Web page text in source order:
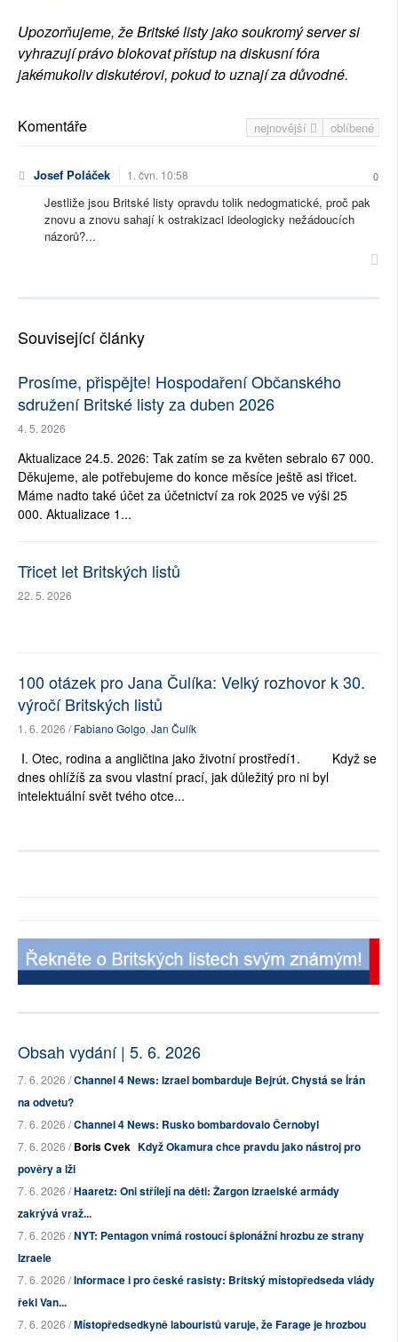
Upozorňujeme, že Britské listy jako soukromý server si
vyhrazují právo blokovat přístup na diskusní fóra
jakémukoliv diskutérovi, pokud to uznají za důvodné.
nejnovější oblíbené
Komentáře
Josef Poláček 1. čvn. 10:58 0
Jestliže jsou Britské listy opravdu tolik nedogmatické, proč pak
znovu a znovu sahají k ostrakizaci ideologicky nežádoucích
názorů?...
Související články
Prosíme, přispějte! Hospodaření Občanského
sdružení Britské listy za duben 2026
4. 5. 2026
Aktualizace 24.5. 2026: Tak zatím se za květen sebralo 67 000.
Děkujeme, ale potřebujeme do konce měsíce ještě asi třicet.
Máme nadto také účet za účetnictví za rok 2025 ve výši 25
000. Aktualizace 1...
Třicet let Britských listů
22. 5. 2026
100 otázek pro Jana Čulíka: Velký rozhovor k 30.
výročí Britských listů
1. 6. 2026 /Fabiano Golgo, Jan Čulík
I. Otec, rodina a angličtina jako životní prostředí1. Když se
dnes ohlížíš za svou vlastní prací, jak důležitý pro ni byl
intelektuální svět tvého otce...
Obsah vydání | 5. 6. 2026
7. 6. 2026 /Channel 4 News: Izrael bombarduje Bejrút. Chystá se Írán
na odvetu?
7. 6. 2026 /Channel 4 News: Rusko bombardovalo Černobyl
7. 6. 2026 /Boris Cvek Když Okamura chce pravdu jako nástroj pro
pověry a lži
7. 6. 2026 /Haaretz: Oni střílejí na děti: Žargon izraelské armády
zakrývá vraž...
7. 6. 2026 /NYT: Pentagon vnímá rostoucí špionážní hrozbu ze strany
Izraele
7. 6. 2026 /Informace i pro české rasisty: Britský místopředseda vlády
řekl Van...
7. 6. 2026 /Místopředsedkyně labouristů varuje, že Farage je hrozbou